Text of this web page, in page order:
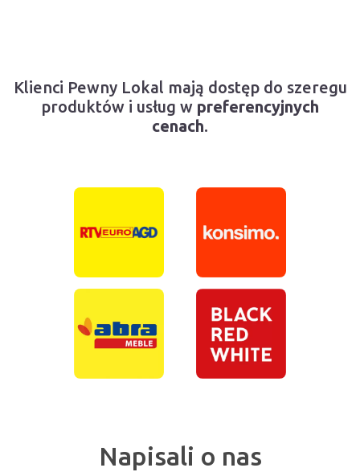
Klienci Pewny Lokal mają dostęp do szeregu
produktów i usług w preferencyjnych
cenach.
Napisali o nas